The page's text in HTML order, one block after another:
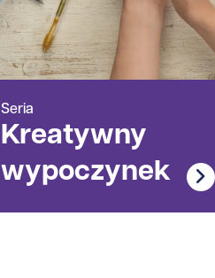
Seria
Kreatywny
wypoczynek